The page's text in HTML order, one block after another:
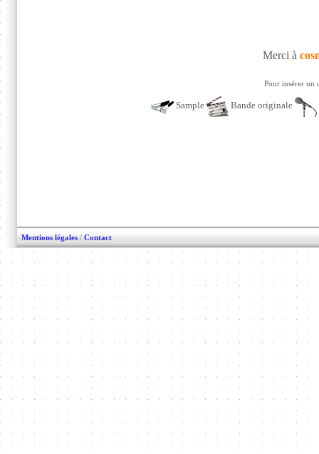
Merci à
Pour insérer un
Sample Bande originale
Mentions légales / Contact